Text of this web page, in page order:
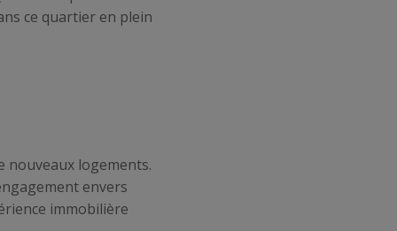
ce quartier en plein
nouveaux logements.
envers
immobilière